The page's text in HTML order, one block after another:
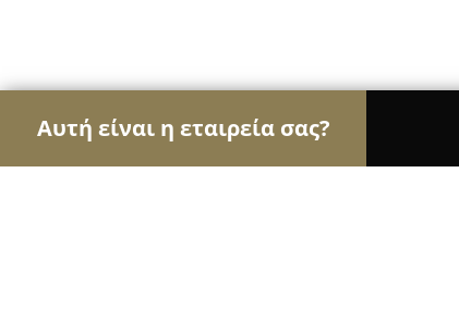
Αυτή είναι η εταιρεία σας?